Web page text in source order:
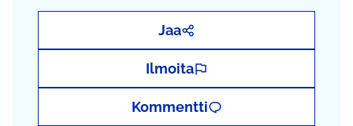
Jaa
Ilmoita
Kommentti